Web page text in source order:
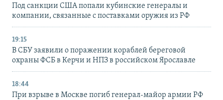
Под санкции США попали кубинские генералы и
компании, связанные с поставками оружия из РФ
19:15
В СБУ заявили о поражении кораблей береговой
охраны ФСБ в Керчи и НПЗ в российском Ярославле
18:44
При взрыве в Москве погиб генерал-майор армии РФ